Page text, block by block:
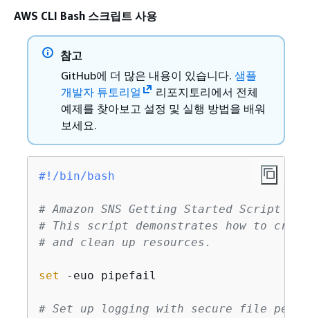
AWS CLI Bash 스크립트 사용
참고
GitHub에 더 많은 내용이 있습니다. 샘플
개발자 튜토리얼
리포지토리에서 전체
예제를 찾아보고 설정 및 실행 방법을 배워
보세요.
#!/bin/bash
# Amazon SNS Getting Started Script
# This script demonstrates how to
# and clean up resources.
set -euo pipefail
# Set up logging with secure file